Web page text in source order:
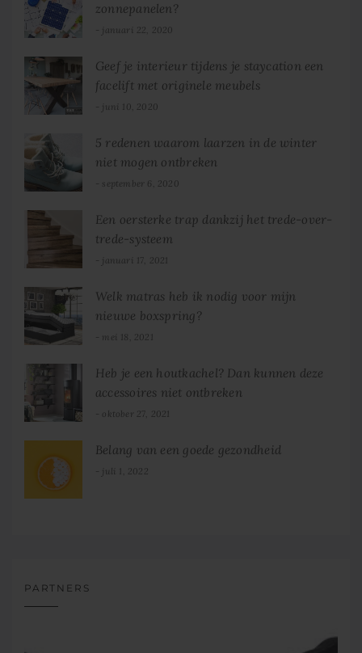
zonnepanelen?
januari 22, 2020
Geef je interieur tijdens je staycation een
facelift met originele meubels
juni 10, 2020
5 redenen waarom laarzen in de winter
niet mogen ontbreken
september 6, 2020
Een oersterke trap dankzij het trede-over-
trede-systeem
januari 17, 2021
Welk matras heb ik nodig voor mijn
nieuwe boxspring?
mei 18, 2021
Heb je een houtkachel? Dan kunnen deze
accessoires niet ontbreken
oktober 27, 2021
Belang van een goede gezondheid
juli 1, 2022
PARTNERS